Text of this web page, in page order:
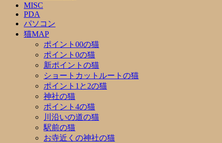
MISC
PDA
パソコン
猫MAP
ポイント00の猫
ポイント0の猫
新ポイントの猫
ショートカットルートの猫
ポイント1と2の猫
神社の猫
ポイント4の猫
川沿いの道の猫
駅前の猫
お寺近くの神社の猫